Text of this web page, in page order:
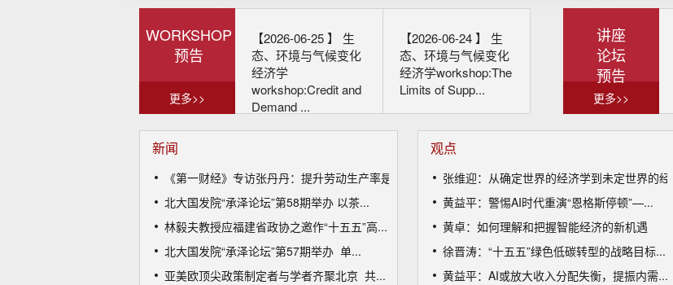
WORKSHOP
预告
更多>>
【2026-06-25 】 生
态、环境与气候变化
经济学
workshop:Credit and
Demand ...
【2026-06-24 】 生
态、环境与气候变化
经济学workshop:The
Limits of Supp...
讲座
论坛
预告
更多>>
新闻
《第一财经》专访张丹丹：提升劳动生产率是...
北大国发院“承泽论坛”第58期举办 以茶...
林毅夫教授应福建省政协之邀作“十五五”高...
北大国发院“承泽论坛”第57期举办 单...
亚美欧顶尖政策制定者与学者齐聚北京 共...
观点
张维迎：从确定世界的经济学到未定世界的经...
黄益平：警惕AI时代重演“恩格斯停顿”—...
黄卓：如何理解和把握智能经济的新机遇
徐晋涛：“十五五”绿色低碳转型的战略目标...
黄益平：AI或放大收入分配失衡，提振内需...